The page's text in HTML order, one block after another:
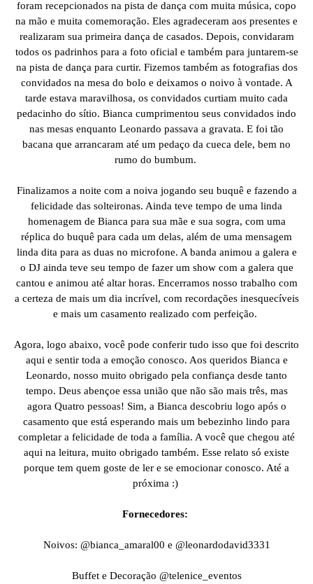
foram recepcionados na pista de dança com muita música, copo
na mão e muita comemoração. Eles agradeceram aos presentes e
realizaram sua primeira dança de casados. Depois, convidaram
todos os padrinhos para a foto oficial e também para juntarem-se
na pista de dança para curtir. Fizemos também as fotografias dos
convidados na mesa do bolo e deixamos o noivo à vontade. A
tarde estava maravilhosa, os convidados curtiam muito cada
pedacinho do sítio. Bianca cumprimentou seus convidados indo
nas mesas enquanto Leonardo passava a gravata. E foi tão
bacana que arrancaram até um pedaço da cueca dele, bem no
rumo do bumbum.
Finalizamos a noite com a noiva jogando seu buquê e fazendo a
felicidade das solteironas. Ainda teve tempo de uma linda
homenagem de Bianca para sua mãe e sua sogra, com uma
réplica do buquê para cada um delas, além de uma mensagem
linda dita para as duas no microfone. A banda animou a galera e
o DJ ainda teve seu tempo de fazer um show com a galera que
cantou e animou até altar horas. Encerramos nosso trabalho com
a certeza de mais um dia incrível, com recordações inesquecíveis
e mais um casamento realizado com perfeição.
Agora, logo abaixo, você pode conferir tudo isso que foi descrito
aqui e sentir toda a emoção conosco. Aos queridos Bianca e
Leonardo, nosso muito obrigado pela confiança desde tanto
tempo. Deus abençoe essa união que não são mais três, mas
agora Quatro pessoas! Sim, a Bianca descobriu logo após o
casamento que está esperando mais um bebezinho lindo para
completar a felicidade de toda a família. A você que chegou até
aqui na leitura, muito obrigado também. Esse relato só existe
porque tem quem goste de ler e se emocionar conosco. Até a
próxima :)
Fornecedores:
Noivos: @bianca_amaral00 e @leonardodavid3331
Buffet e Decoração @telenice_eventos